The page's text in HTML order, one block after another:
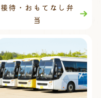
接待・おもてなし弁
当